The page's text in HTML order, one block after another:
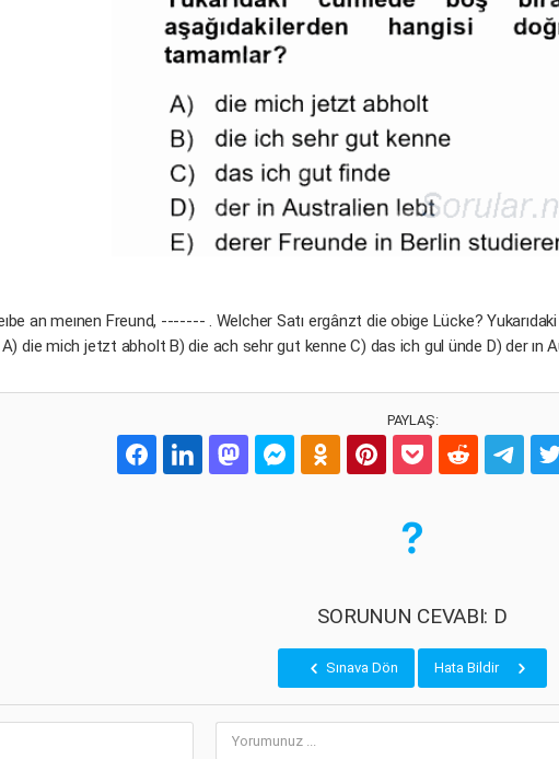
an meınen Freund, ------- . Welcher Satı ergânzt die obige Lücke?
die mich jetzt abholt B) die ach sehr gut kenne C) das ich gul ünde D) der ın
PAYLAŞ:
SORUNUN CEVABI: D
Sınava Dön Hata Bildir